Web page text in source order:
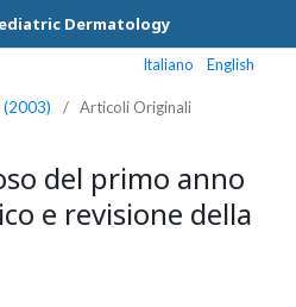
Dermatology
Italiano English
(2003) / Articoli Originali
del primo anno
e revisione della